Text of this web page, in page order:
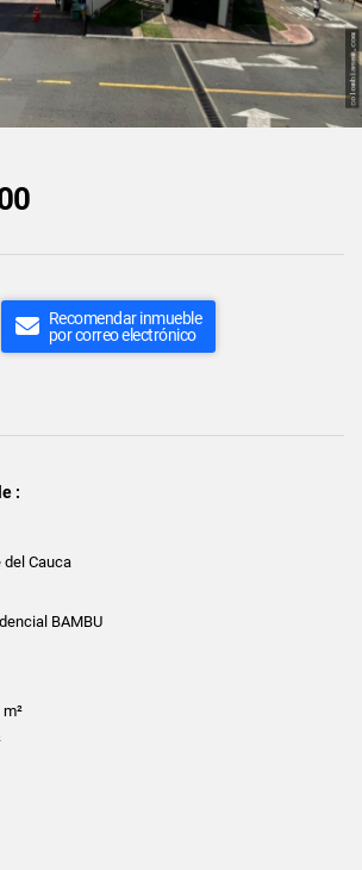
Recomendar inmueble
por correo electrónico
:
del Cauca
BAMBU
m²